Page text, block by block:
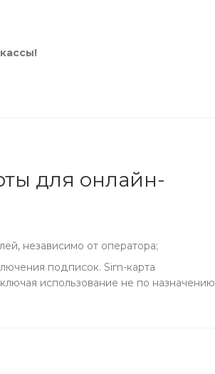
для онлайн-
независимо от оператора;
подписок. Sim-карта
использование не по назначению